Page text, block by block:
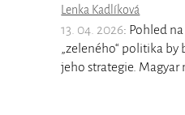
Lenka Kadlíková
13. 04. 2026: Pohled
„zeleného“ politika
jeho strategie. Magyar